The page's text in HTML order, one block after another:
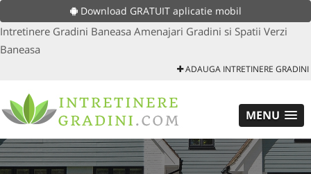
Download GRATUIT aplicatie mobil
Intretinere Gradini Baneasa Amenajari Gradini si Spatii Verzi
Baneasa
ADAUGA INTRETINERE GRADINI
MENU